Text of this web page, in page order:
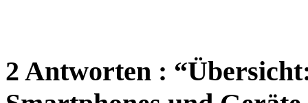
2 Antworten :